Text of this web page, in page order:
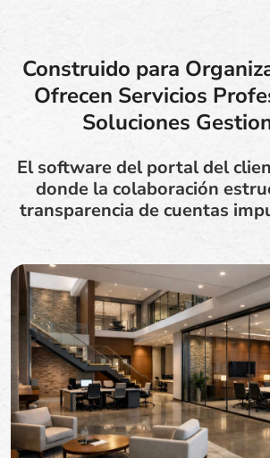
Construido para
Ofrecen Servicios
Soluciones
El software del portal del
donde la colaboración
transparencia de cuentas